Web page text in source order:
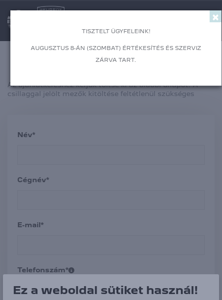
Az ajánlatkéréshez kérjük töltse ki az alábbi űrlapot. A
csillaggal jelölt mezők kitöltése feltétlenül szükséges
Név*
Cégnév*
E-mail*
Telefonszám*
×
TISZTELT ÜGYFELEINK!
AUGUSZTUS 8-ÁN (SZOMBAT) ÉRTÉKESÍTÉS ÉS SZERVIZ
ZÁRVA TART.
Ez a weboldal sütiket használ!